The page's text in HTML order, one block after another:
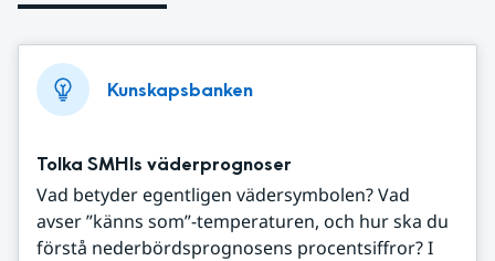
Kunskapsbanken
Tolka SMHIs väderprognoser
Vad betyder egentligen vädersymbolen? Vad
avser ”känns som”-temperaturen, och hur ska du
förstå nederbördsprognosens procentsiffror? I